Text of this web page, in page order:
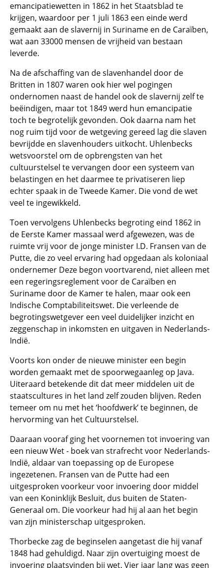
emancipatiewetten in 1862 in het Staatsblad te
krijgen, waardoor per 1 juli 1863 een einde werd
gemaakt aan de slavernij in Suriname en de Caraïben,
wat aan 33000 mensen de vrijheid van bestaan
leverde.
Na de afschaffing van de slavenhandel door de
Britten in 1807 waren ook hier wel pogingen
ondernomen naast de handel ook de slavernij zelf te
beëindigen, maar tot 1849 werd hun emancipatie
toch te begrotelijk gevonden. Ook daarna nam het
nog ruim tijd voor de wetgeving gereed lag die slaven
bevrijdde en slavenhouders uitkocht. Uhlenbecks
wetsvoorstel om de opbrengsten van het
cultuurstelsel te vervangen door een systeem van
belastingen en het daarmee te privatiseren liep
echter spaak in de Tweede Kamer. Die vond de wet
veel te ingewikkeld.
Toen vervolgens Uhlenbecks begroting eind 1862 in
de Eerste Kamer massaal werd afgewezen, was de
ruimte vrij voor de jonge minister I.D. Fransen van de
Putte, die zo veel ervaring had opgedaan als koloniaal
ondernemer Deze begon voortvarend, niet alleen met
een regeringsreglement voor de Caraïben en
Suriname door de Kamer te halen, maar ook een
Indische Comptabiliteitswet. Die verleende de
begrotingswetgever een veel duidelijker inzicht en
zeggenschap in inkomsten en uitgaven in Nederlands-
Indië.
Voorts kon onder de nieuwe minister een begin
worden gemaakt met de spoorwegaanleg op Java.
Uiteraard betekende dit dat meer middelen uit de
staatscultures in het land zelf zouden blijven. Reden
temeer om nu met het ‘hoofdwerk’ te beginnen, de
hervorming van het Cultuurstelsel.
Daaraan vooraf ging het voornemen tot invoering van
een nieuw Wet - boek van strafrecht voor Nederlands-
Indië, aldaar van toepassing op de Europese
ingezetenen. Fransen van de Putte had een
uitgesproken voorkeur voor invoering door middel
van een Koninklijk Besluit, dus buiten de Staten-
Generaal om. Die voorkeur had hij al aan het begin
van zijn ministerschap uitgesproken.
Thorbecke zag de beginselen aangetast die hij vanaf
1848 had gehuldigd. Naar zijn overtuiging moest de
invoering plaatsvinden bij wet. Vier jaar lang was geen